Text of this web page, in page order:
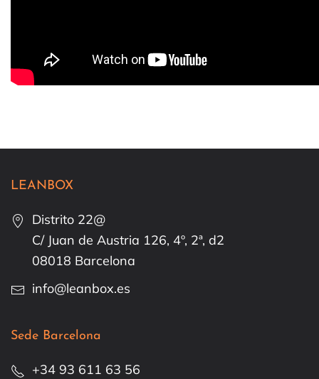
LEANBOX
Distrito 22@
C/ Juan de Austria 126, 4º, 2ª, d2
08018 Barcelona
info@leanbox.es
Sede Barcelona
+34 93 611 63 56